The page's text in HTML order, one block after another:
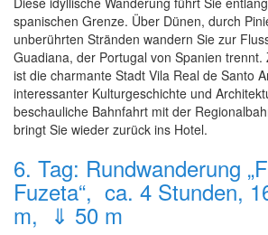
spanischen Grenze. Über Dünen, durch
unberührten Stränden wandern Sie zur
Guadiana, der Portugal von Spanien trennt.
ist die charmante Stadt Vila Real de Santo
interessanter Kulturgeschichte und
beschauliche Bahnfahrt mit der
bringt Sie wieder zurück ins Hotel.
6. Tag: Rundwanderung
Fuzeta“, ca. 4 Stunden,
m, ⇓ 50 m